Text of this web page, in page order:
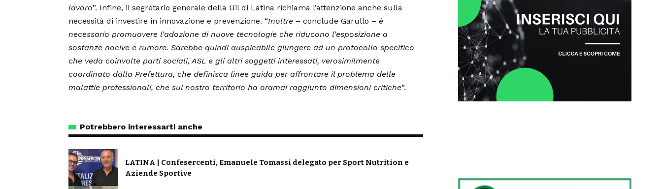
lavoro”. Infine, il segretario generale della Uil di Latina richiama l’attenzione anche sulla
necessità di investire in innovazione e prevenzione. “Inoltre – conclude Garullo – è
necessario promuovere l’adozione di nuove tecnologie che riducono l’esposizione a
sostanze nocive e rumore. Sarebbe quindi auspicabile giungere ad un protocollo specifico
che veda coinvolte parti sociali, ASL e gli altri soggetti interessati, verosimilmente
coordinato dalla Prefettura, che definisca linee guida per affrontare il problema delle
malattie professionali, che sul nostro territorio ha oramai raggiunto dimensioni critiche”.
Potrebbero interessarti anche
LATINA | Confesercenti, Emanuele Tomassi delegato per Sport Nutrition e
Aziende Sportive